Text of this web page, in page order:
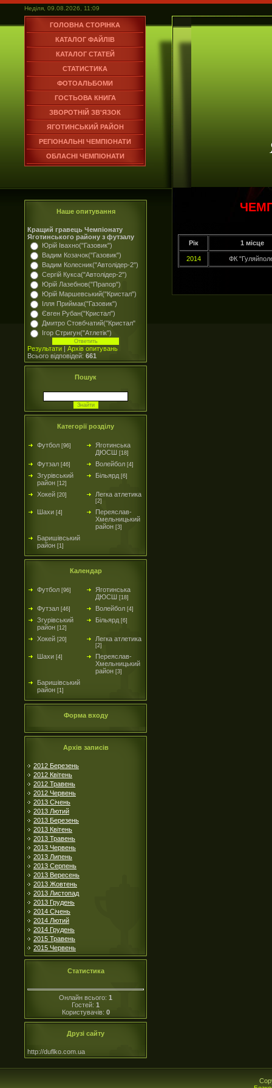
Неділя, 09.08.2026, 11:09
ГОЛОВНА СТОРІНКА
КАТАЛОГ ФАЙЛІВ
КАТАЛОГ СТАТЕЙ
СТАТИСТИКА
ФОТОАЛЬБОМИ
ГОСТЬОВА КНИГА
ЗВОРОТНІЙ ЗВ'ЯЗОК
ЯГОТИНСЬКИЙ РАЙОН
РЕГІОНАЛЬНІ ЧЕМПІОНАТИ
ОБЛАСНІ ЧЕМПІОНАТИ
Наше опитування
Кращий гравець Чемпіонату
Яготинського району з футзалу
Юрій Івахно("Газовик")
Вадим Козачок("Газовик")
Вадим Колесник("Автолідер-2")
Сергій Кукса("Автолідер-2")
Юрій Лазебнов("Прапор")
Юрій Маршевський("Кристал")
Ілля Приймак("Газовик")
Євген Рубан("Кристал")
Дмитро Стовбчатий("Кристал"
Ігор Стригун("Атлетік")
Результати | Архів опитувань
Всього відповідей: 661
Пошук
Категорії розділу
Футбол [96]
Яготинська
ДЮСШ [18]
Футзал [46] Волейбол [4]
Згурівський
район [12]
Більярд [6]
Хокей [20] Легка атлетика
[2]
Шахи [4]
Переяслав-
Хмельницький
район [3]
Баришівський
район [1]
Календар
Футбол [96]
Яготинська
ДЮСШ [18]
Футзал [46] Волейбол [4]
Згурівський
район [12]
Більярд [6]
Хокей [20] Легка атлетика
[2]
Шахи [4]
Переяслав-
Хмельницький
район [3]
Баришівський
район [1]
Форма входу
Архів записів
2012 Березень
2012 Квітень
2012 Травень
2012 Червень
2013 Січень
2013 Лютий
2013 Березень
2013 Квітень
2013 Травень
2013 Червень
2013 Липень
2013 Серпень
2013 Вересень
2013 Жовтень
2013 Листопад
2013 Грудень
2014 Січень
2014 Лютий
2014 Грудень
2015 Травень
2015 Червень
Статистика
Онлайн всього: 1
Гостей: 1
Користувачів: 0
Друзі сайту
http://duflko.com.ua
Рік 1 місце
2014 ФК